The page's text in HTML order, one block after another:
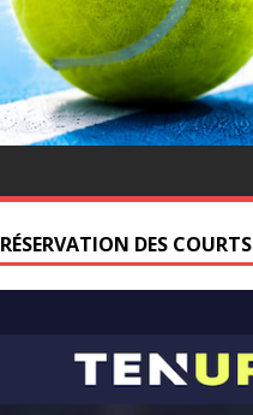
RÉSERVATION DES COURTS